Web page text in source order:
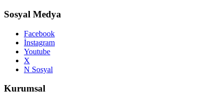
Sosyal Medya
Facebook
İnstagram
Youtube
X
N Sosyal
Kurumsal